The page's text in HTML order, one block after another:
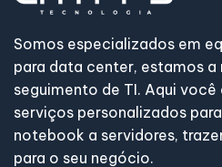
Somos especializados em
para data center, estamos a
seguimento de TI. Aqui
serviços personalizados
notebook a servidores,
para o seu negócio.